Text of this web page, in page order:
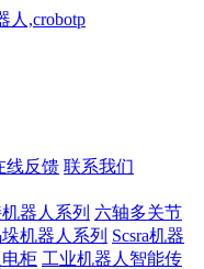
线反馈 联系我们
器人系列 六轴多关节
机器人系列 Scsra机器
柜 工业机器人智能传